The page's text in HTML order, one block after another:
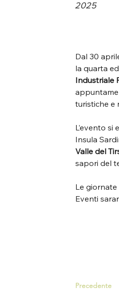
2025
Dal 30
la quarta
Industriale
turistiche e
L’evento
Insula
Valle del
sapori del
Le giornate
Eventi
Precedente